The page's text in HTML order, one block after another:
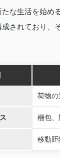
たな生活を始め
成されており、
荷物の
梱包
移動距